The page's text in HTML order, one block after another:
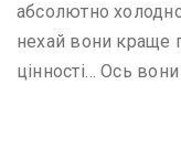
абсолютно
нехай вони краще
цінності… Ось